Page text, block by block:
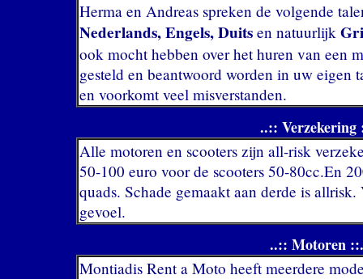
Herma en Andreas spreken de volgende
Nederlands, Engels, Duits en natuurlijk
ook mocht hebben over het huren van een
gesteld en beantwoord worden in uw
en voorkomt veel misverstanden.
..:: Verzekering
Alle motoren en scooters zijn all-risk
50-100 euro voor de scooters 50-80cc.En
quads. Schade gemaakt aan derde is
gevoel.
..:: Motoren
Montiadis Rent a Moto heeft meerdere